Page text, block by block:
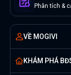
Phân tích &
VỀ MOGIVI
KHÁM PHÁ